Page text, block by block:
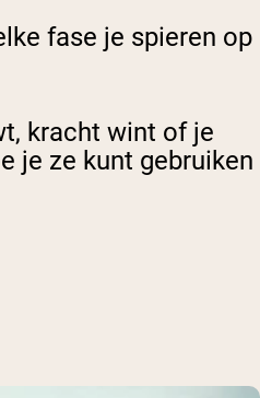
fase je spieren op
kracht wint of je
je ze kunt gebruiken